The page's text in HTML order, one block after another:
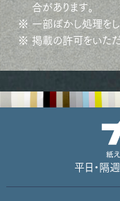
合があります。
※ 一部ぼかし処理をし
※ 掲載の許可をいただ
平日・隔